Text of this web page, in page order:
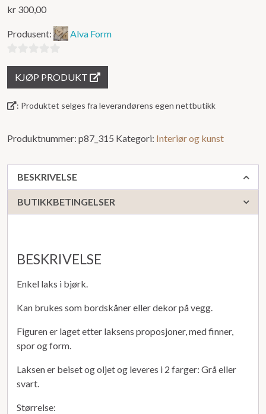
kr 300,00
Produsent: Alva Form
5
KJØP PRODUKT
: Produktet selges fra leverandørens egen nettbutikk
Produktnummer: p87_315 Kategori: Interiør og kunst
BESKRIVELSE
BUTIKKBETINGELSER
BESKRIVELSE
Enkel laks i bjørk.
Kan brukes som bordskåner eller dekor på vegg.
Figuren er laget etter laksens proposjoner, med finner,
spor og form.
Laksen er beiset og oljet og leveres i 2 farger: Grå eller
svart.
Størrelse: